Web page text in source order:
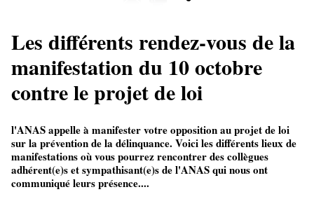
Les différents rendez-vous de la
manifestation du 10 octobre
contre le projet de loi
l'ANAS appelle à manifester votre opposition au projet de loi
sur la prévention de la délinquance. Voici les différents lieux de
manifestations où vous pourrez rencontrer des collègues
adhérent(e)s et sympathisant(e)s de l'ANAS qui nous ont
communiqué leurs présence....